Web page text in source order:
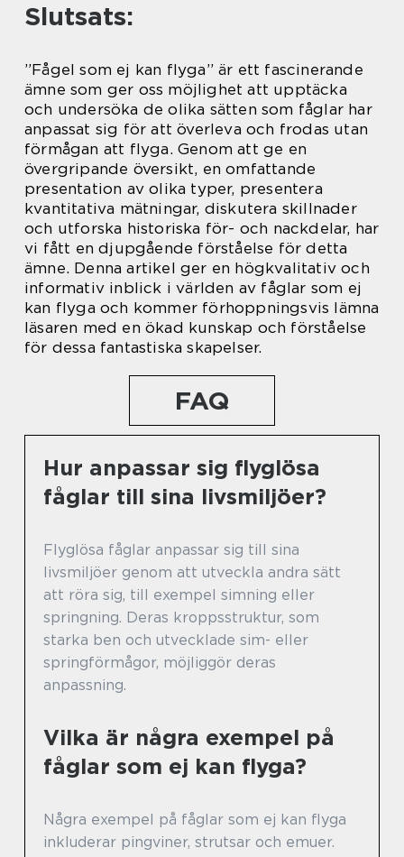
Slutsats:
”Fågel som ej kan flyga” är ett fascinerande
ämne som ger oss möjlighet att upptäcka
och undersöka de olika sätten som fåglar har
anpassat sig för att överleva och frodas utan
förmågan att flyga. Genom att ge en
övergripande översikt, en omfattande
presentation av olika typer, presentera
kvantitativa mätningar, diskutera skillnader
och utforska historiska för- och nackdelar, har
vi fått en djupgående förståelse för detta
ämne. Denna artikel ger en högkvalitativ och
informativ inblick i världen av fåglar som ej
kan flyga och kommer förhoppningsvis lämna
läsaren med en ökad kunskap och förståelse
för dessa fantastiska skapelser.
FAQ
Hur anpassar sig flyglösa
fåglar till sina livsmiljöer?
Flyglösa fåglar anpassar sig till sina
livsmiljöer genom att utveckla andra sätt
att röra sig, till exempel simning eller
springning. Deras kroppsstruktur, som
starka ben och utvecklade sim- eller
springförmågor, möjliggör deras
anpassning.
Vilka är några exempel på
fåglar som ej kan flyga?
Några exempel på fåglar som ej kan flyga
inkluderar pingviner, strutsar och emuer.